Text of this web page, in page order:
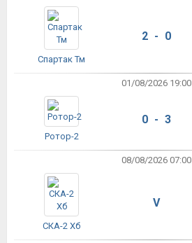
Спартак Тм
2 - 0
01/08/2026 19:00
Ротор-2
0 - 3
08/08/2026 07:00
СКА-2 Хб
V